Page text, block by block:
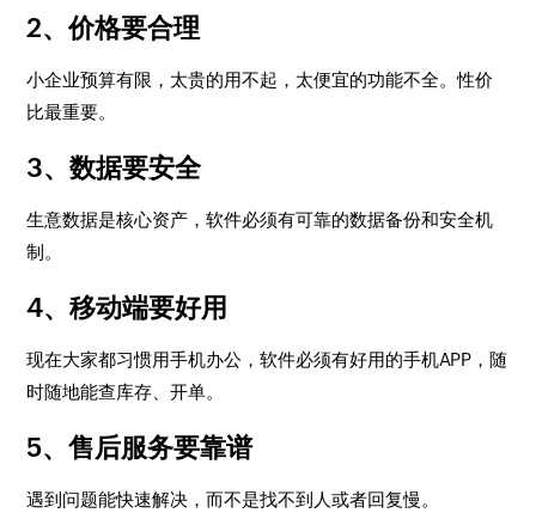
2、价格要合理
小企业预算有限，太贵的用不起，太便宜的功能不全。性价
比最重要。
3、数据要安全
生意数据是核心资产，软件必须有可靠的数据备份和安全机
制。
4、移动端要好用
现在大家都习惯用手机办公，软件必须有好用的手机APP，随
时随地能查库存、开单。
5、售后服务要靠谱
遇到问题能快速解决，而不是找不到人或者回复慢。